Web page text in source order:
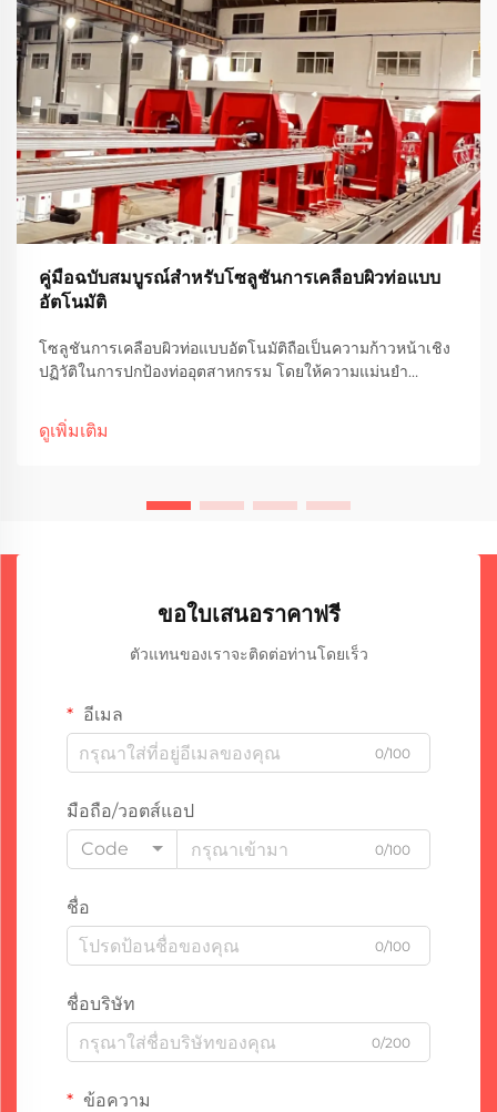
คู่มือฉบับสมบูรณ์สำหรับโซลูชันการเคลือบผิวท่อแบบ
อัตโนมัติ
โซลูชันการเคลือบผิวท่อแบบอัตโนมัติถือเป็นความก้าวหน้าเชิง
ปฏิวัติในการปกป้องท่ออุตสาหกรรม โดยให้ความแม่นยำ
ทำด้วยมืออย่างชัดเจน คู่มือโดยละเอียดนี้จะสำรวจประเด็น
สำคัญ...
ดูเพิ่มเติม
ขอใบเสนอราคาฟรี
ตัวแทนของเราจะติดต่อท่านโดยเร็ว
อีเมล
0/100
มือถือ/วอตส์แอป
Code
0/100
ชื่อ
0/100
ชื่อบริษัท
0/200
ข้อความ